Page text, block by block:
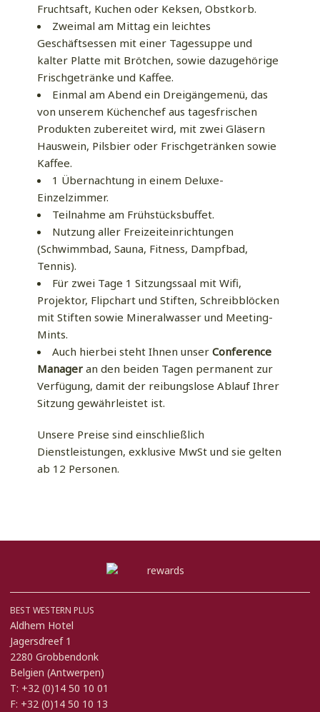
Fruchtsaft, Kuchen oder Keksen, Obstkorb.
Zweimal am Mittag ein leichtes
Geschäftsessen mit einer Tagessuppe und
kalter Platte mit Brötchen, sowie dazugehörige
Frischgetränke und Kaffee.
Einmal am Abend ein Dreigängemenü, das
von unserem Küchenchef aus tagesfrischen
Produkten zubereitet wird, mit zwei Gläsern
Hauswein, Pilsbier oder Frischgetränken sowie
Kaffee.
1 Übernachtung in einem Deluxe-
Einzelzimmer.
Teilnahme am Frühstücksbuffet.
Nutzung aller Freizeiteinrichtungen
(Schwimmbad, Sauna, Fitness, Dampfbad,
Tennis).
Für zwei Tage 1 Sitzungssaal mit Wifi,
Projektor, Flipchart und Stiften, Schreibblöcken
mit Stiften sowie Mineralwasser und Meeting-
Mints.
Auch hierbei steht Ihnen unserConference
Manager an den beiden Tagen permanent zur
Verfügung, damit der reibungslose Ablauf Ihrer
Sitzung gewährleistet ist.
Unsere Preise sind einschließlich
Dienstleistungen, exklusive MwSt und sie gelten
ab 12 Personen.
BEST WESTERN PLUS
Aldhem Hotel
Jagersdreef 1
2280 Grobbendonk
Belgien (Antwerpen)
T: +32 (0)14 50 10 01
F: +32 (0)14 50 10 13